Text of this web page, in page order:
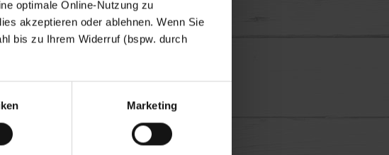
optimale Online-Nutzung zu
akzeptieren oder ablehnen. Wenn Sie
bis zu Ihrem Widerruf (bspw. durch
Marketing
lassen